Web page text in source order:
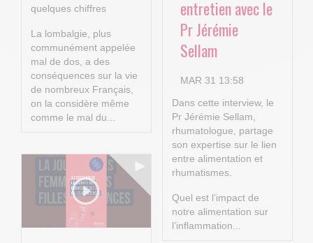
quelques chiffres
La lombalgie, plus
communément appelée
mal de dos, a des
conséquences sur la vie
de nombreux Français,
on la considère même
comme le mal du...
entretien avec le
Pr Jérémie
Sellam
MAR 31 13:58
Dans cette interview, le
Pr Jérémie Sellam,
rhumatologue, partage
son expertise sur le lien
entre alimentation et
rhumatismes.
Quel est l’impact de
notre alimentation sur
l’inflammation...